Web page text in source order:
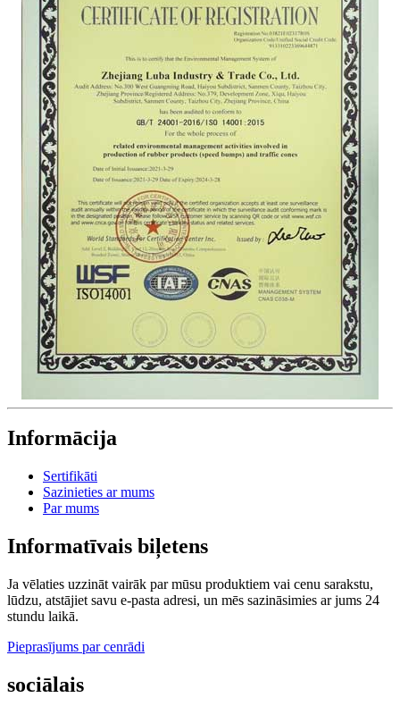
Informācija
Sertifikāti
Sazinieties ar mums
Par mums
Informatīvais biļetens
Ja vēlaties uzzināt vairāk par mūsu produktiem vai cenu sarakstu,
lūdzu, atstājiet savu e-pasta adresi, un mēs sazināsimies ar jums 24
stundu laikā.
Pieprasījums par cenrādi
sociālais